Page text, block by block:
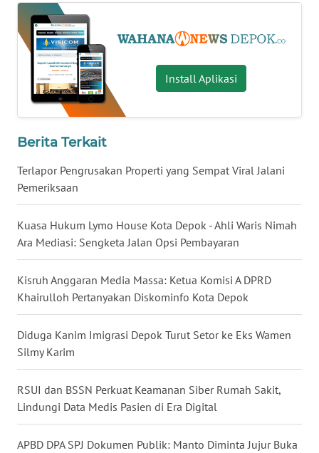
Install Aplikasi
Berita Terkait
Terlapor Pengrusakan Properti yang Sempat Viral Jalani
Pemeriksaan
Kuasa Hukum Lymo House Kota Depok - Ahli Waris Nimah
Ara Mediasi: Sengketa Jalan Opsi Pembayaran
Kisruh Anggaran Media Massa: Ketua Komisi A DPRD
Khairulloh Pertanyakan Diskominfo Kota Depok
Diduga Kanim Imigrasi Depok Turut Setor ke Eks Wamen
Silmy Karim
RSUI dan BSSN Perkuat Keamanan Siber Rumah Sakit,
Lindungi Data Medis Pasien di Era Digital
APBD DPA SPJ Dokumen Publik: Manto Diminta Jujur Buka
MALUKU
WN
MALUT
WN
DAIRI
DANAU
TOBA
WN
NIAS
WN
LANGKAT
TAPANULI
SELATAN
WN
TANJUNG
LESUNG